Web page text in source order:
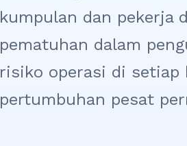
kumpulan dan pekerja
pematuhan dalam
risiko operasi di setiap
pertumbuhan pesat